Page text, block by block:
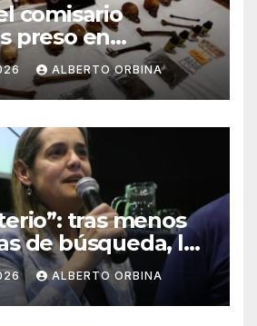
comisario
preso en
internas y
como botín de un
ALBERTO ORBINA
tras menos
de búsqueda, la
de la Federación
sus 15
“desaparecidas
ALBERTO ORBINA